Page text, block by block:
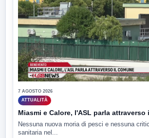
7 AGOSTO 2026
ATTUALITÀ
Miasmi e Calore, l'ASL parla attraverso
Nessuna nuova moria di pesci e nessuna
sanitaria nel...